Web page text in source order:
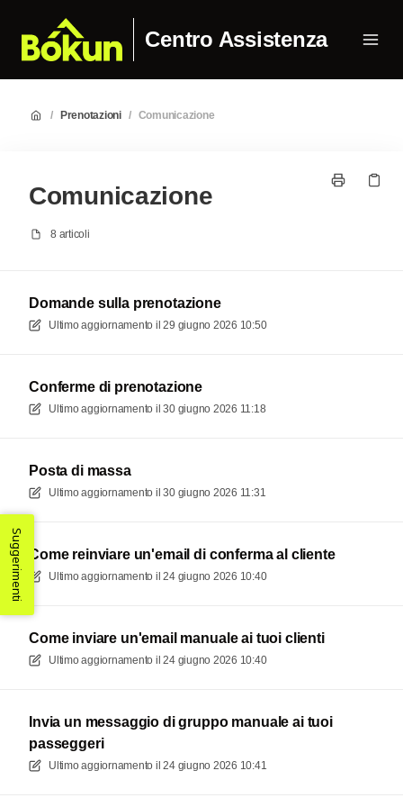
Centro Assistenza
/ Prenotazioni / Comunicazione
Comunicazione
8 articoli
Domande sulla prenotazione
Ultimo aggiornamento il 29 giugno 2026 10:50
Conferme di prenotazione
Ultimo aggiornamento il 30 giugno 2026 11:18
Posta di massa
Ultimo aggiornamento il 30 giugno 2026 11:31
Come reinviare un'email di conferma al cliente
Ultimo aggiornamento il 24 giugno 2026 10:40
Come inviare un'email manuale ai tuoi clienti
Ultimo aggiornamento il 24 giugno 2026 10:40
Invia un messaggio di gruppo manuale ai tuoi
passeggeri
Ultimo aggiornamento il 24 giugno 2026 10:41
Suggerimenti